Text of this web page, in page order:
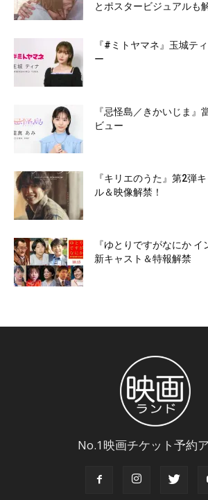
とポスタービジュアルも
『#ミトヤマネ』玉城テ
ー
『忌怪島／きかいじま』
ビュー
『キリエのうた』第2弾
ル＆映像解禁！
『ゆとりですがなにか イ
新キャスト＆特報解禁
No.1映画チケット予約